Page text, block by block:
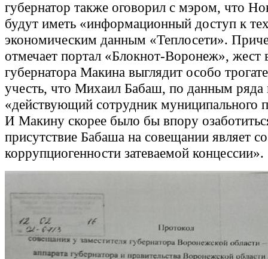
губернатор также оговорил с мэром, что
будут иметь «информационный доступ к
экономическим данным «Теплосети».
отмечает портал «Блокнот-Воронеж», жест
губернатора Макина выглядит особо
учесть, что Михаил Бабаш, по данным ряда
«действующий сотрудник муниципального
И Макину скорее было бы впору
присутствие Бабаша на совещании являет
коррупциогенности затеваемой концессии».